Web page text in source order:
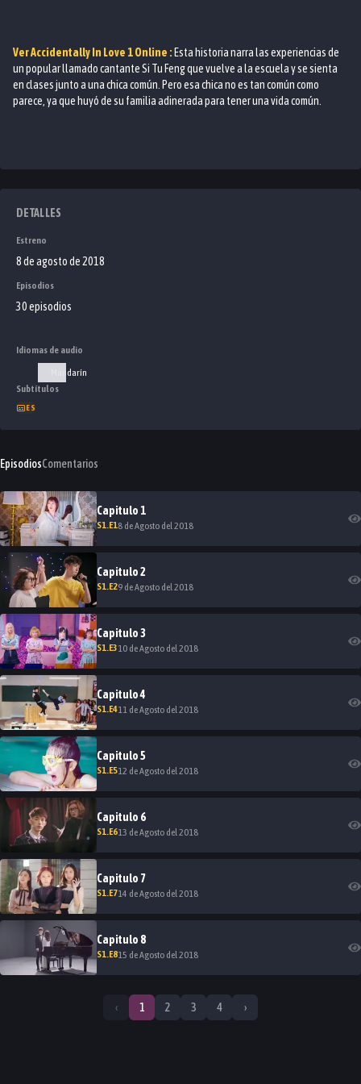
VerAccidentally In Love 1Online : Esta historia narra las experiencias de
un popular llamado cantante Si Tu Feng que vuelve a la escuela y se sienta
en clases junto a una chica común. Pero esa chica no es tan común como
parece, ya que huyó de su familia adinerada para tener una vida común.
DETALLES
Estreno
8 de agosto de 2018
Episodios
30 episodios
Idiomas de audio
Mandarín
Subtítulos
ES
EpisodiosComentarios
Capitulo 1
S1.E18 de Agosto del 2018
Capitulo2
S1.E29 de Agosto del 2018
Capitulo3
S1.E310 de Agosto del 2018
Capitulo4
S1.E411 de Agosto del 2018
Capitulo5
S1.E512 de Agosto del 2018
Capitulo 6
S1.E613 de Agosto del 2018
Capitulo 7
S1.E714 de Agosto del 2018
Capitulo 8
S1.E815 de Agosto del 2018
‹ 1 2 3 4 ›